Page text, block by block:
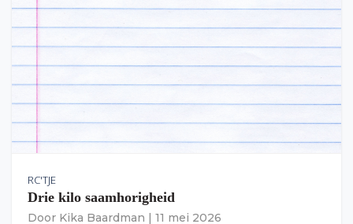
RC'TJE
Drie kilo saamhorigheid
Door Kika Baardman 11 mei 2026